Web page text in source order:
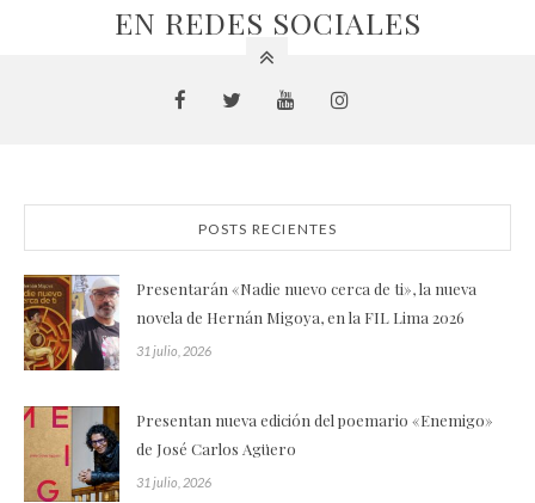
EN REDES SOCIALES
POSTS RECIENTES
Presentarán «Nadie nuevo cerca de ti», la nueva
novela de Hernán Migoya, en la FIL Lima 2026
31 julio, 2026
Presentan nueva edición del poemario «Enemigo»
de José Carlos Agüero
31 julio, 2026